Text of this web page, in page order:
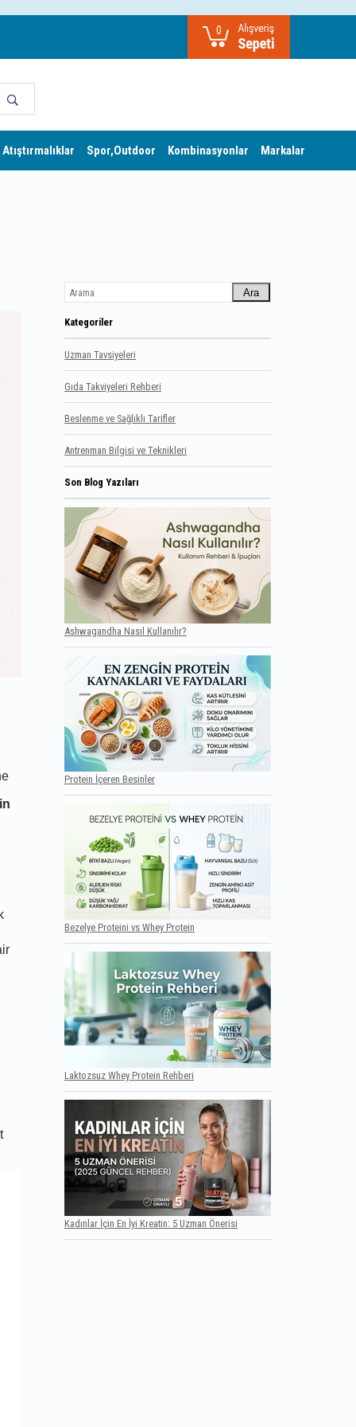
0
Atıştırmalıklar Spor,Outdoor Kombinasyonlar Markalar
Ara
Kategoriler
Uzman Tavsiyeleri
Gıda Takviyeleri Rehberi
Beslenme ve Sağlıklı Tarifler
Antrenman Bilgisi ve Teknikleri
Son Blog Yazıları
Ashwagandha Nasıl Kullanılır?
Protein İçeren Besinler
Bezelye Proteini vs Whey Protein
Laktozsuz Whey Protein Rehberi
Kadınlar İçin En İyi Kreatin: 5 Uzman Önerisi